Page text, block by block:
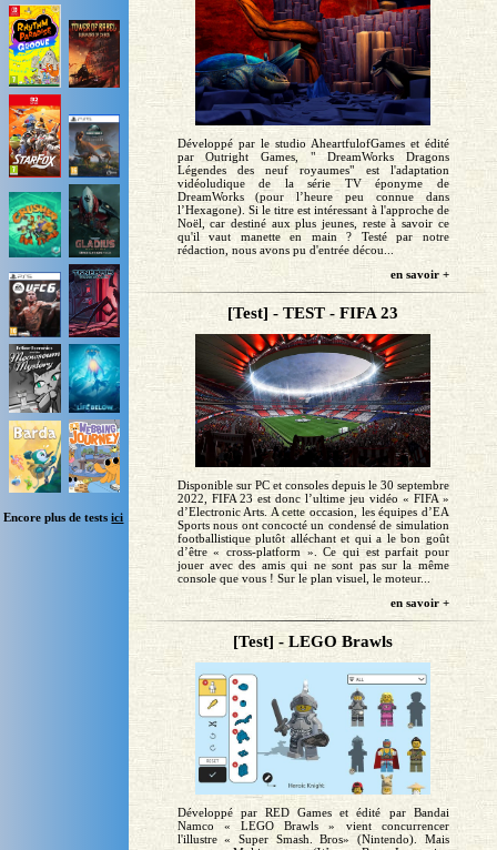
Encore plus de testsici
Développé par le studio AheartfulofGames et édité
par Outright Games, " DreamWorks Dragons
Légendes des neuf royaumes" est l'adaptation
vidéoludique de la série TV éponyme de
DreamWorks (pour l’heure peu connue dans
l’Hexagone). Si le titre est intéressant à l'approche de
Noël, car destiné aux plus jeunes, reste à savoir ce
qu'il vaut manette en main ? Testé par notre
rédaction, nous avons pu d'entrée décou...
en savoir +
[Test] - TEST - FIFA 23
Disponible sur PC et consoles depuis le 30 septembre
2022, FIFA 23 est donc l’ultime jeu vidéo « FIFA »
d’Electronic Arts. A cette occasion, les équipes d’EA
Sports nous ont concocté un condensé de simulation
footballistique plutôt alléchant et qui a le bon goût
d’être « cross-platform ». Ce qui est parfait pour
jouer avec des amis qui ne sont pas sur la même
console que vous ! Sur le plan visuel, le moteur...
en savoir +
[Test] - LEGO Brawls
Développé par RED Games et édité par Bandai
Namco « LEGO Brawls » vient concurrencer
l'illustre « Super Smash. Bros» (Nintendo). Mais